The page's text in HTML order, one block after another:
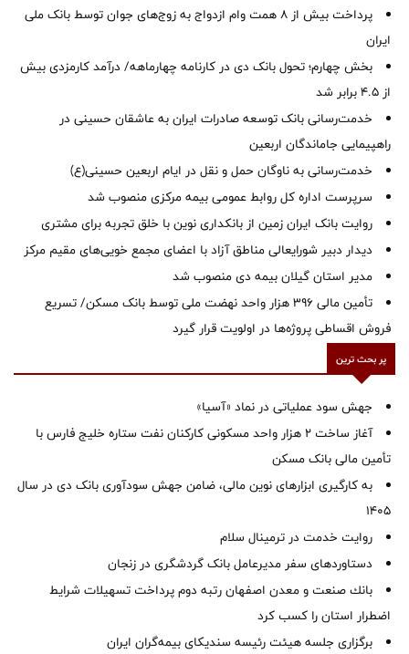
پرداخت بیش از ۸ همت وام ازدواج به زوج‌های جوان توسط بانک ملی
ایران
بخش چهارم؛ تحول بانک دی در کارنامه چهارماهه/ درآمد کارمزدی بیش
از ۴.۵ برابر شد
خدمت‌رسانی بانک توسعه صادرات ایران به عاشقان حسینی در
راهپیمایی جاماندگان اربعین
خدمت‌رسانی به ناوگان حمل و نقل در ایام اربعین حسینی(ع)
سرپرست اداره کل روابط عمومی بیمه مرکزی منصوب شد
روایت بانک ایران زمین از بانکداری نوین با خلق تجربه برای مشتری
دیدار دبیر شورایعالی مناطق آزاد با اعضای مجمع خویی‌های مقیم مرکز
‌مدیر استان گیلان بیمه دی منصوب شد
تأمین مالی ۳۹۶ هزار واحد نهضت ملی توسط بانک مسکن/ تسریع
فروش اقساطی پروژه‌ها در اولویت قرار گیرد
پر بحث ترین
جهش سود عملیاتی در نماد «آسیا»
آغاز ساخت ۲ هزار واحد مسکونی کارکنان نفت ستاره خلیج فارس با
تأمین مالی بانک مسکن
به کارگیری ابزارهای نوین مالی، ضامن جهش سودآوری بانک دی در سال
1405
روایت خدمت در ترمینال سلام
دستاوردهای سفر مدیرعامل بانک گردشگری در زنجان
بانك صنعت و معدن اصفهان رتبه دوم پرداخت تسهیلات شرایط
اضطرار استان را كسب كرد
برگزاری جلسه هیئت رئیسه سندیکای بیمه‌گران ایران